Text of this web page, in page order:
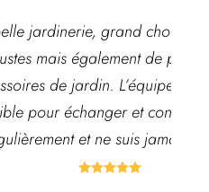
choix de fleurs et
de pots ou autre
est souvent
et conseiller. J’y vais
suis jamais déçue.